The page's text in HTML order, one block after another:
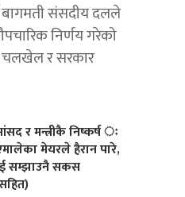
बागमती संसदीय दलले
निर्णय गरेको
चलखेल र सरकार
र मन्त्रीकै निष्कर्ष ः
मेयरले हैरान पारे,
सम्झाउनै सकस